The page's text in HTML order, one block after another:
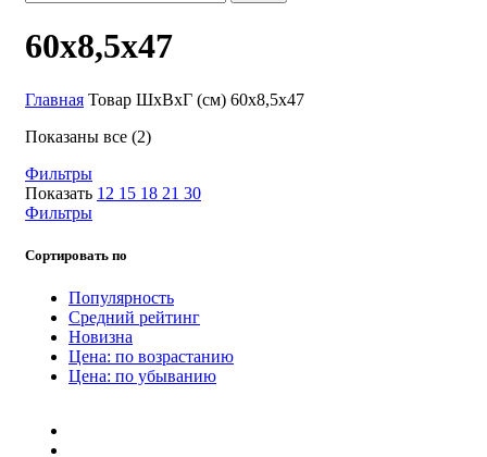
60х8,5х47
Главная Товар ШxВxГ (см) 60х8,5х47
Показаны все (2)
Фильтры
Показать 12 15 18 21 30
Фильтры
Сортировать по
Популярность
Средний рейтинг
Новизна
Цена: по возрастанию
Цена: по убыванию